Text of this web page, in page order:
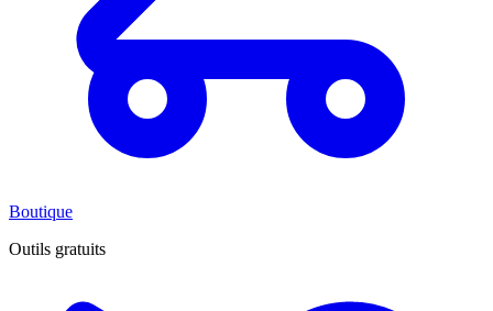
Boutique
Outils gratuits